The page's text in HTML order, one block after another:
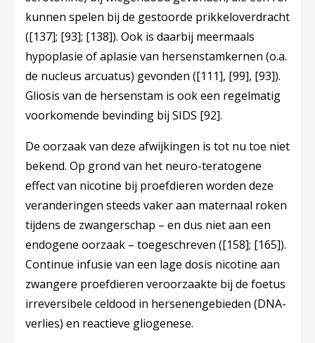
kunnen spelen bij de gestoorde prikkeloverdracht
([137]; [93]; [138]). Ook is daarbij meermaals
hypoplasie of aplasie van hersenstamkernen (o.a.
de nucleus arcuatus) gevonden ([111], [99], [93]).
Gliosis van de hersenstam is ook een regelmatig
voorkomende bevinding bij SIDS [92].
De oorzaak van deze afwijkingen is tot nu toe niet
bekend. Op grond van het neuro-teratogene
effect van nicotine bij proefdieren worden deze
veranderingen steeds vaker aan maternaal roken
tijdens de zwangerschap – en dus niet aan een
endogene oorzaak – toegeschreven ([158]; [165]).
Continue infusie van een lage dosis nicotine aan
zwangere proefdieren veroorzaakte bij de foetus
irreversibele celdood in hersenengebieden (DNA-
verlies) en reactieve gliogenese.